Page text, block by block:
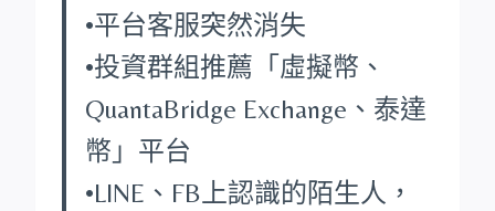
•平台客服突然消失
•投資群組推薦「虛擬幣、
QuantaBridge Exchange、泰達
幣」平台
•LINE、FB上認識的陌生人，